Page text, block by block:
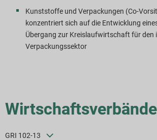
Kunststoffe und Verpackungen (Co-
konzentriert sich auf die Entwicklung
Übergang zur Kreislaufwirtschaft für den
Verpackungssektor
Wirtschaftsverbände
GRI 102-13